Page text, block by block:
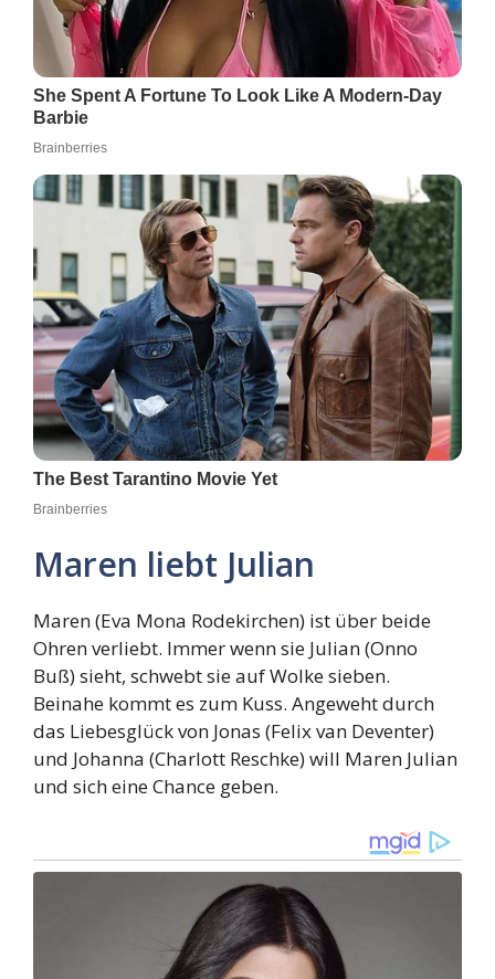
Maren liebt Julian
Maren (Eva Mona Rodekirchen) ist über beide
Ohren verliebt. Immer wenn sie Julian (Onno
Buß) sieht, schwebt sie auf Wolke sieben.
Beinahe kommt es zum Kuss. Angeweht durch
das Liebesglück von Jonas (Felix van Deventer)
und Johanna (Charlott Reschke) will Maren Julian
und sich eine Chance geben.